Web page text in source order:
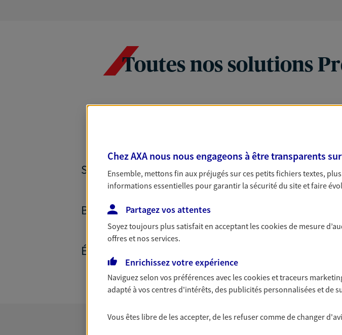
Toutes nos solutions
SANTÉ ET PRÉVOYANCE
BANQUE ET CRÉDITS
ÉPARGNE ET RETRAITE
Chez AXA nous nous engageons à être transparents
Ensemble, mettons fin aux préjugés sur ces petits fichiers textes,
informations essentielles pour garantir la sécurité du site et faire
Partagez vos attentes
Soyez toujours plus satisfait en acceptant lescookiesde mesure
offres et nos services.
Enrichissez votre expérience
Naviguez selon vos préférences avec lescookies et traceurs
adapté à vos centres d'intérêts, des publicités personnalisées et de
Vous êtes libre de les accepter, de les refuser comme de changer